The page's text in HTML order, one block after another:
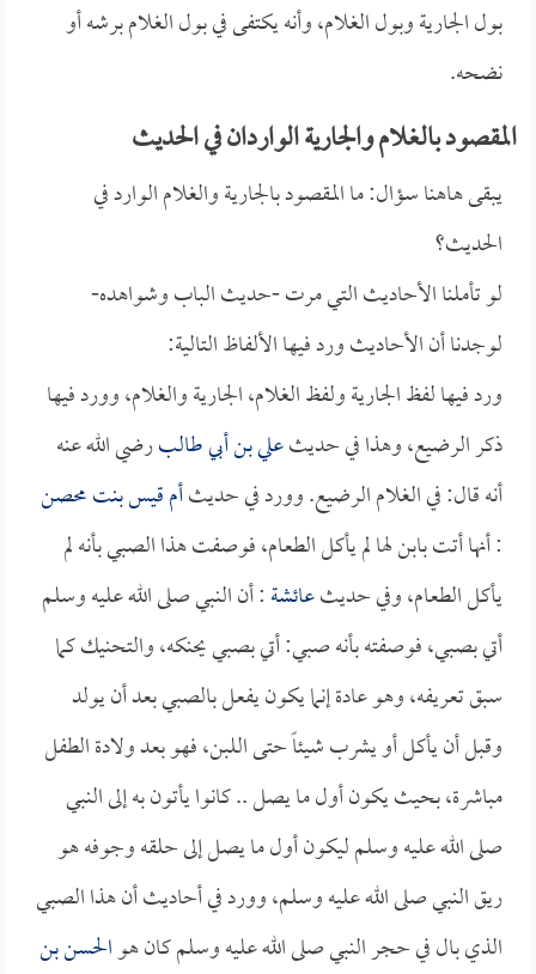
بول الجارية وبول الغلام، وأنه يكتفى في بول الغلام برشه أو
نضحه.
المقصود بالغلام والجارية الواردان في الحديث
يبقى هاهنا سؤال: ما المقصود بالجارية والغلام الوارد في
الحديث؟
لو تأملنا الأحاديث التي مرت -حديث الباب وشواهده-
لوجدنا أن الأحاديث ورد فيها الألفاظ التالية:
ورد فيها لفظ الجارية ولفظ الغلام، الجارية والغلام، وورد فيها
ذكر الرضيع، وهذا في حديثعلي بن أبي طالبرضي الله عنه
أنه قال: في الغلام الرضيع. وورد في حديثأم قيس بنت محصن
: أنها أتت بابن لها لم يأكل الطعام، فوصفت هذا الصبي بأنه لم
يأكل الطعام، وفي حديثعائشة: أن النبي صلى الله عليه وسلم
أتي بصبي، فوصفته بأنه صبي: أتي بصبي يحنكه، والتحنيك كما
سبق تعريفه، وهو عادة إنما يكون يفعل بالصبي بعد أن يولد
وقبل أن يأكل أو يشرب شيئاً حتى اللبن، فهو بعد ولادة الطفل
مباشرة، بحيث يكون أول ما يصل .. كانوا يأتون به إلى النبي
صلى الله عليه وسلم ليكون أول ما يصل إلى حلقه وجوفه هو
ريق النبي صلى الله عليه وسلم، وورد في أحاديث أن هذا الصبي
الذي بال في حجر النبي صلى الله عليه وسلم كان هوالحسن بن